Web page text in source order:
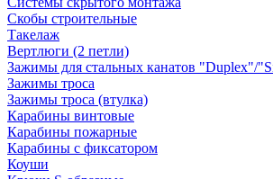
Скобы строительные
Такелаж
Вертлюги (2 петли)
Зажимы для стальных канатов "Duplex"/
Зажимы троса
Зажимы троса (втулка)
Карабины винтовые
Карабины пожарные
Карабины с фиксатором
Коуши